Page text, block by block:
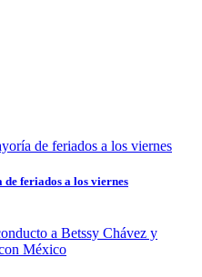
feriados a los viernes